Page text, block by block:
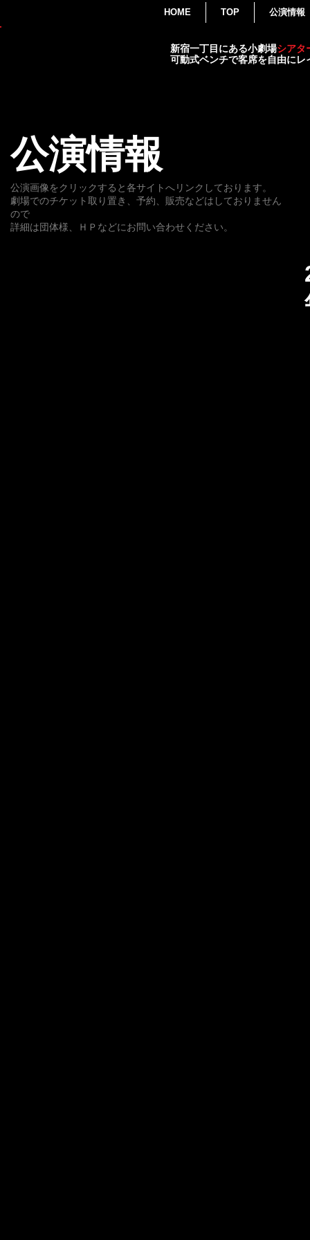
HOME TOP 公演情報
新宿一丁目にある小劇場シアタ
可動式ベンチで客席を自由に
公演情報
公演画像をクリックすると各サイトへリンクしております。
劇場でのチケット取り置き、予約、販売などはしておりません
ので
詳細は団体様、ＨＰなどにお問い合わせください。